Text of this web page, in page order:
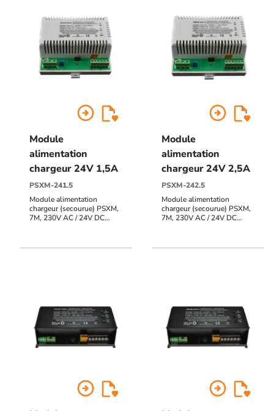
arrow_circle_right
Module
alimentation
chargeur 24V 1,5A
PSXM-241.5
Module alimentation
chargeur (secourue) PSXM,
7M, 230V AC / 24V DC
arrow_circle_right
Module
alimentation
chargeur 24V 2,5A
PSXM-242.5
Module alimentation
chargeur (secourue) PSXM,
7M, 230V AC / 24V DC
arrow_circle_right arrow_circle_right